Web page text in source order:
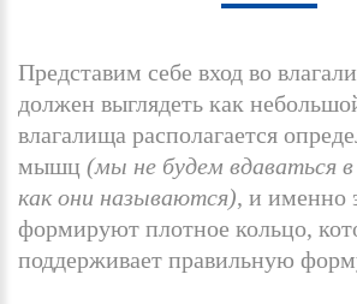
Представим себе вход во
должен выглядеть как
влагалища располагается
мышц (мы не будем вдаваться
как они называются), и
формируют плотное кольцо,
поддерживает правильную